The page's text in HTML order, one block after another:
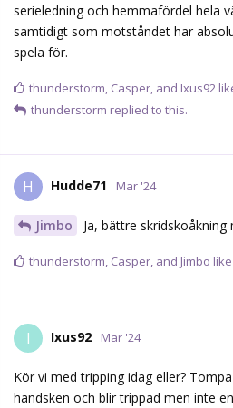
serieledning och hemmafördel hela
samtidigt som motståndet har
spela för.
thunderstorm, Casper, and Ixus92
thunderstorm replied to this.
H Hudde71 Mar '24
Jimbo Ja, bättre skridskoåkning
thunderstorm, Casper, and Jimbo
I Ixus92 Mar '24
Kör vi med tripping idag eller?
handsken och blir trippad men inte